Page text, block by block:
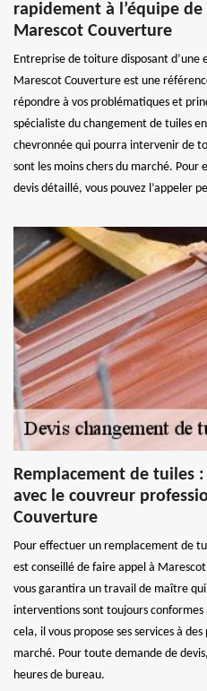
rapidement à l’équipe
Marescot Couverture
Entreprise de toiture disposant d’une
Marescot Couverture est une
répondre à vos problématiques et
spécialiste du changement de tuiles
chevronnée qui pourra intervenir de
sont les moins chers du marché. Pour
devis détaillé, vous pouvez l’appeler
Remplacement de tuiles
avec le couvreur
Couverture
Pour effectuer un remplacement de
est conseillé de faire appel à
vous garantira un travail de maître qui
interventions sont toujours conformes
cela, il vous propose ses services à
marché. Pour toute demande de
heures de bureau.